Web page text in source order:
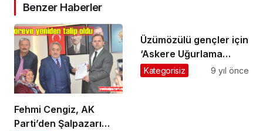
Benzer Haberler
Fehmi Cengiz, AK
Parti’den Şalpazarı
Üzümözülü gençler için
‘Askere Uğurlama
Gecesi’ yapıldı
Kategorisiz 9 yıl önce